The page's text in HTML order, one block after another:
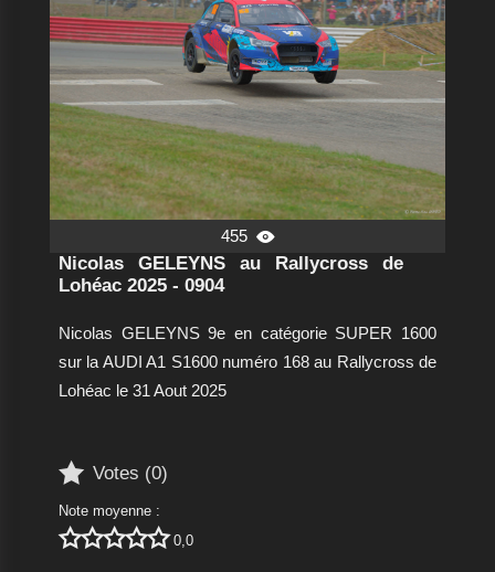
455 
Nicolas GELEYNS au Rallycross de
Lohéac 2025 - 0904
Nicolas GELEYNS 9e en catégorie SUPER 1600
sur la AUDI A1 S1600 numéro 168 au Rallycross de
Lohéac le 31 Aout 2025
 Votes (0)
Note moyenne :
 0,0